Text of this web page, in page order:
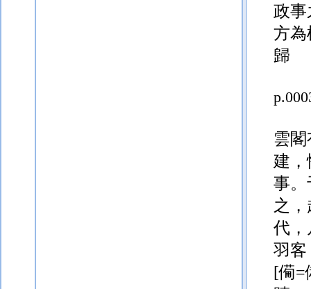
政事
方為
歸
雲
建
事。
之
代，
羽客
[僃=